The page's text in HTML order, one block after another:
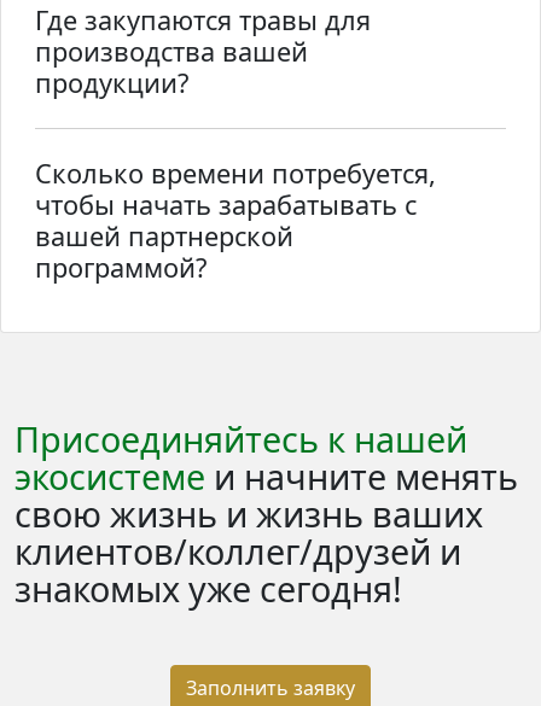
Где закупаются травы для
производства вашей
продукции?
Сколько времени потребуется,
чтобы начать зарабатывать с
вашей партнерской
программой?
Присоединяйтесь к нашей
экосистеме и начните менять
свою жизнь и жизнь ваших
клиентов/коллег/друзей и
знакомых уже сегодня!
Заполнить заявку